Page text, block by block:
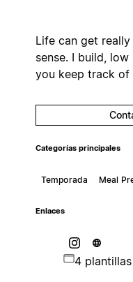
Life can get
sense. I build,
you keep track of
Categorías principales
Temporada Meal
Enlaces
4 plantillas